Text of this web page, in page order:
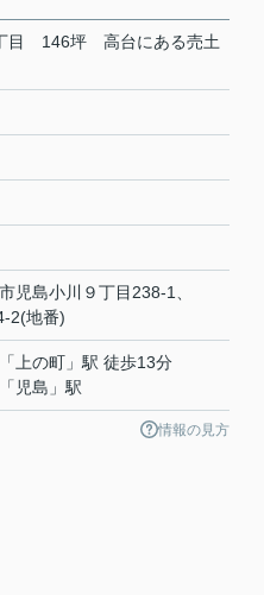
目 146坪 高台にある売土
児島小川 ９丁目238-1、
2(地番)
「 上の町 」駅 徒歩13分
「 児島 」駅
情報の見方